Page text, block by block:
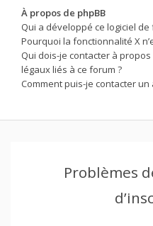
À propos de phpBB
Qui a développé ce logiciel
Pourquoi la fonctionnalité X
Qui dois-je contacter à
légaux liés à ce forum ?
Comment puis-je contacter
Problèmes